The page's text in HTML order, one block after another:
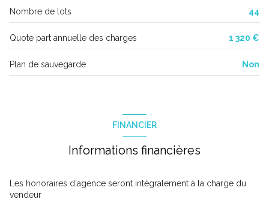
Nombre de lots 44
Quote part annuelle des charges 1 320 €
Plan de sauvegarde Non
FINANCIER
Informations financières
Les honoraires d'agence seront intégralement à la charge du
vendeur